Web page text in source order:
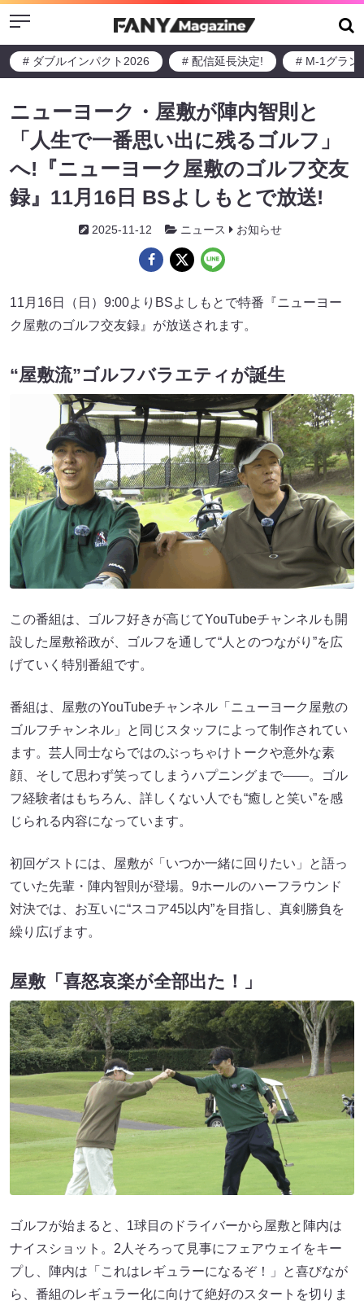
Menu
# ダブルインパクト2026 # 配信延長決定! # M-1グラン
ニューヨーク・屋敷が陣内智則と
「人生で一番思い出に残るゴルフ」
へ!『ニューヨーク屋敷のゴルフ交友
録』11月16日 BSよしもとで放送!
2025-11-12 ニュース お知らせ
11月16日（日）9:00よりBSよしもとで特番『ニューヨー
ク屋敷のゴルフ交友録』が放送されます。
“屋敷流”ゴルフバラエティが誕生
この番組は、ゴルフ好きが高じてYouTubeチャンネルも開
設した屋敷裕政が、ゴルフを通して“人とのつながり”を広
げていく特別番組です。
番組は、屋敷のYouTubeチャンネル「ニューヨーク屋敷の
ゴルフチャンネル」と同じスタッフによって制作されてい
ます。芸人同士ならではのぶっちゃけトークや意外な素
顔、そして思わず笑ってしまうハプニングまで――。ゴル
フ経験者はもちろん、詳しくない人でも“癒しと笑い”を感
じられる内容になっています。
初回ゲストには、屋敷が「いつか一緒に回りたい」と語っ
ていた先輩・陣内智則が登場。9ホールのハーフラウンド
対決では、お互いに“スコア45以内”を目指し、真剣勝負を
繰り広げます。
屋敷「喜怒哀楽が全部出た！」
ゴルフが始まると、1球目のドライバーから屋敷と陣内は
ナイスショット。2人そろって見事にフェアウェイをキー
プし、陣内は「これはレギュラーになるぞ！」と喜びなが
ら、番組のレギュラー化に向けて絶好のスタートを切りま